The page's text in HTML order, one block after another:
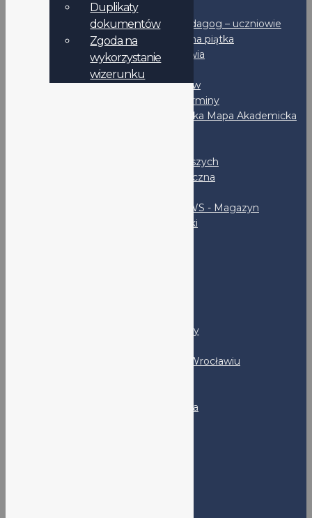
Podręczniki
Psycholog i Pedagog – uczniowie
Bezpieczna piątka
Promocja zdrowia
Stypendia
Dla maturzystów
Ważne terminy
Wrocławska Mapa Akademicka
Liga Klas Pierwszych
Liga Matematyczna
LO V NEWS - Magazyn
uczniowski
LO nr V - Prezentacja szkoły
Rekrutacja do LO nr V we Wrocławiu
Klub Absolwenta
Duplikaty
dokumentów
Zgoda na
wykorzystanie
wizerunku